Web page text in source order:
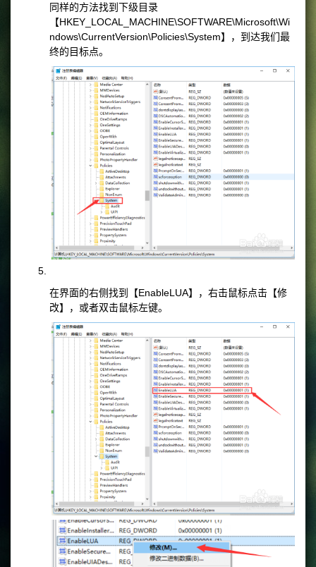
同样的方法找到下级目录
【HKEY_LOCAL_MACHINE\SOFTWARE\Microsoft\Wi
ndows\CurrentVersion\Policies\System】，到达我们最
终的目标点。
在界面的右侧找到【EnableLUA】，右击鼠标点击【修
改】，或者双击鼠标左键。